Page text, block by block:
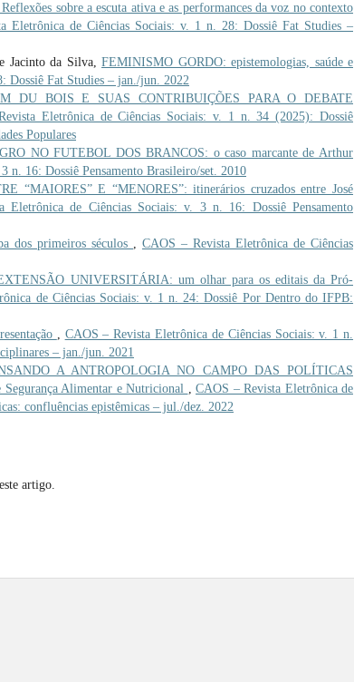
sobre a escuta ativa e as performances da voz no contexto
Eletrônica de Ciências Sociais: v. 1 n. 28: Dossiê Fat Studies –
Jacinto da Silva, FEMINISMO GORDO: epistemologias, saúde e
Dossiê Fat Studies – jan./jun. 2022
DU BOIS E SUAS CONTRIBUIÇÕES PARA O DEBATE
Eletrônica de Ciências Sociais: v. 1 n. 34 (2025): Dossiê
Populares
NO FUTEBOL DOS BRANCOS: o caso marcante de Arthur
n. 16: Dossiê Pensamento Brasileiro/set. 2010
“MAIORES” E “MENORES”: itinerários cruzados entre José
Eletrônica de Ciências Sociais: v. 3 n. 16: Dossiê Pensamento
dos primeiros séculos , CAOS – Revista Eletrônica de Ciências
UNIVERSITÁRIA: um olhar para os editais da Pró-
de Ciências Sociais: v. 1 n. 24: Dossiê Por Dentro do IFPB:
, CAOS – Revista Eletrônica de Ciências Sociais: v. 1 n.
– jan./jun. 2021
A ANTROPOLOGIA NO CAMPO DAS POLÍTICAS
Alimentar e Nutricional , CAOS – Revista Eletrônica de
confluências epistêmicas – jul./dez. 2022
artigo.